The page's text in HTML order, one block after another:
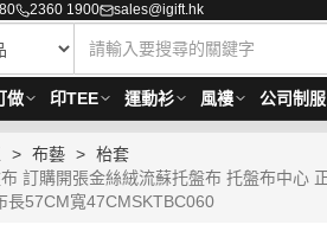
2360 1900 sales@igift.hk
做 印TEE 運動衫 風褸 公司制服
布藝
枱套
訂購開張金絲絨流蘇托盤布 托盤布中心
長57CM寬47CMSKTBC060